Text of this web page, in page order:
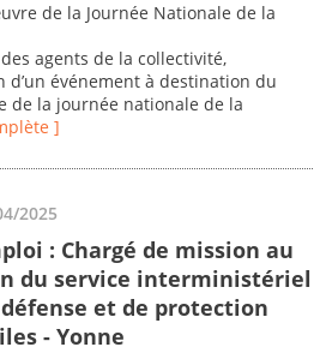
de la Journée Nationale de la
agents de la collectivité,
d’un événement à destination du
de la journée nationale de la
]
2025
: Chargé de mission au
du service interministériel
et de protection
- Yonne